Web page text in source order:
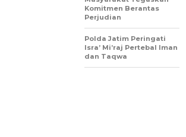
Komitmen Berantas
Perjudian
Polda Jatim Peringati
Isra’ Mi’raj Pertebal Iman
dan Taqwa